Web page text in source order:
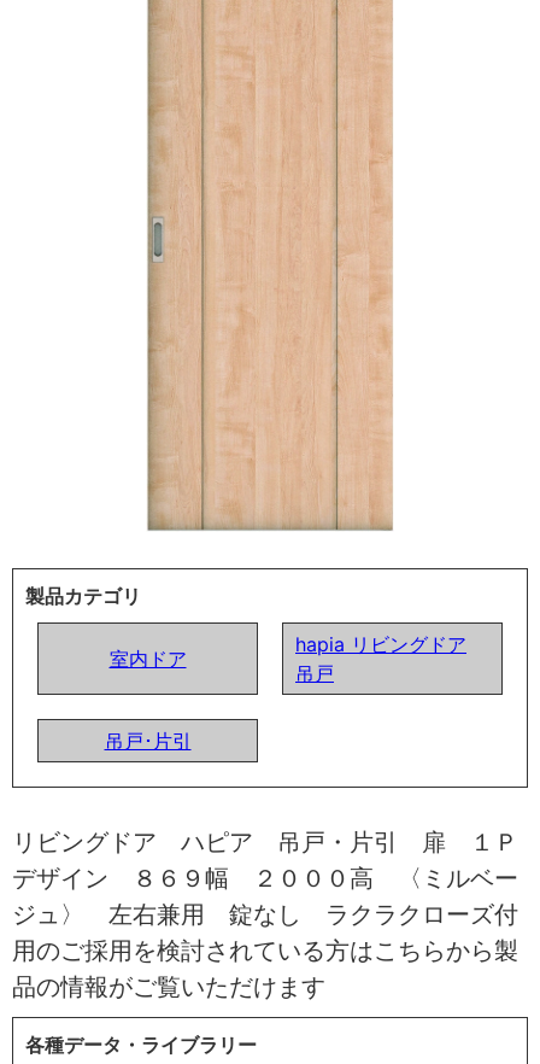
製品カテゴリ
室内ドア
hapia リビングドア
吊戸
吊戸･片引
リビングドア ハピア 吊戸・片引 扉 １Ｐ
デザイン ８６９幅 ２０００高 〈ミルベー
ジュ〉 左右兼用 錠なし ラクラクローズ付
用のご採用を検討されている方はこちらから製
品の情報がご覧いただけます
各種データ・ライブラリー